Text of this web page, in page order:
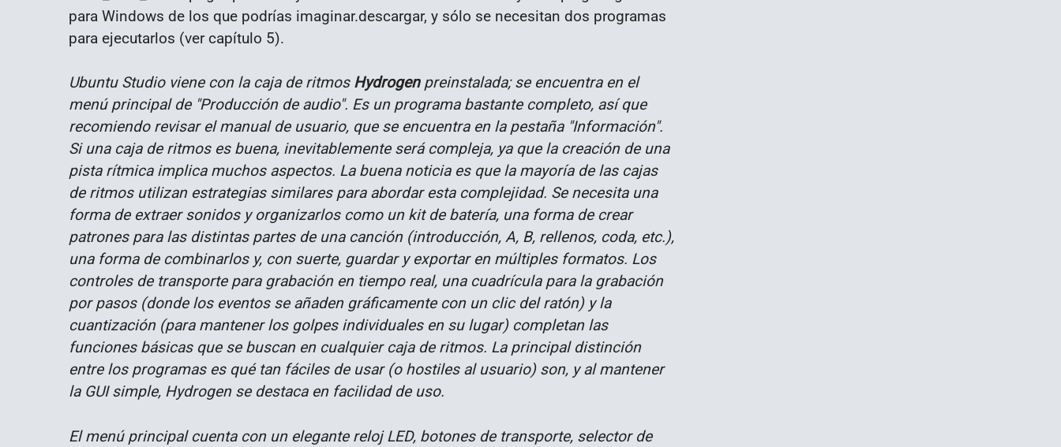
para Windows de los que podrías imaginar.descargar, y sólo se necesitan dos programas
para ejecutarlos (ver capítulo 5).
Ubuntu Studio viene con la caja de ritmos Hydrogenpreinstalada; se encuentra en el
menú principal de "Producción de audio". Es un programa bastante completo, así que
recomiendo revisar el manual de usuario, que se encuentra en la pestaña "Información".
Si una caja de ritmos es buena, inevitablemente será compleja, ya que la creación de una
pista rítmica implica muchos aspectos. La buena noticia es que la mayoría de las cajas
de ritmos utilizan estrategias similares para abordar esta complejidad. Se necesita una
forma de extraer sonidos y organizarlos como un kit de batería, una forma de crear
patrones para las distintas partes de una canción (introducción, A, B, rellenos, coda, etc.),
una forma de combinarlos y, con suerte, guardar y exportar en múltiples formatos. Los
controles de transporte para grabación en tiempo real, una cuadrícula para la grabación
por pasos (donde los eventos se añaden gráficamente con un clic del ratón) y la
cuantización (para mantener los golpes individuales en su lugar) completan las
funciones básicas que se buscan en cualquier caja de ritmos. La principal distinción
entre los programas es qué tan fáciles de usar (o hostiles al usuario) son, y al mantener
la GUI simple, Hydrogen se destaca en facilidad de uso.
El menú principal cuenta con un elegante reloj LED, botones de transporte, selector de